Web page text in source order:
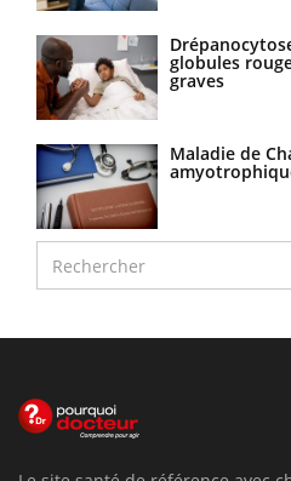
globules
graves
Maladie de